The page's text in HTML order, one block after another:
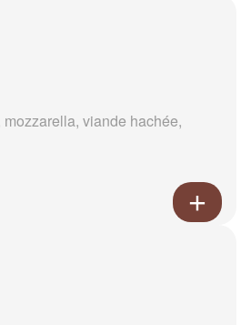
viande hachée,